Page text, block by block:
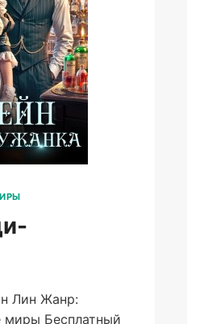
Лин Жанр:
миры Бесплатный